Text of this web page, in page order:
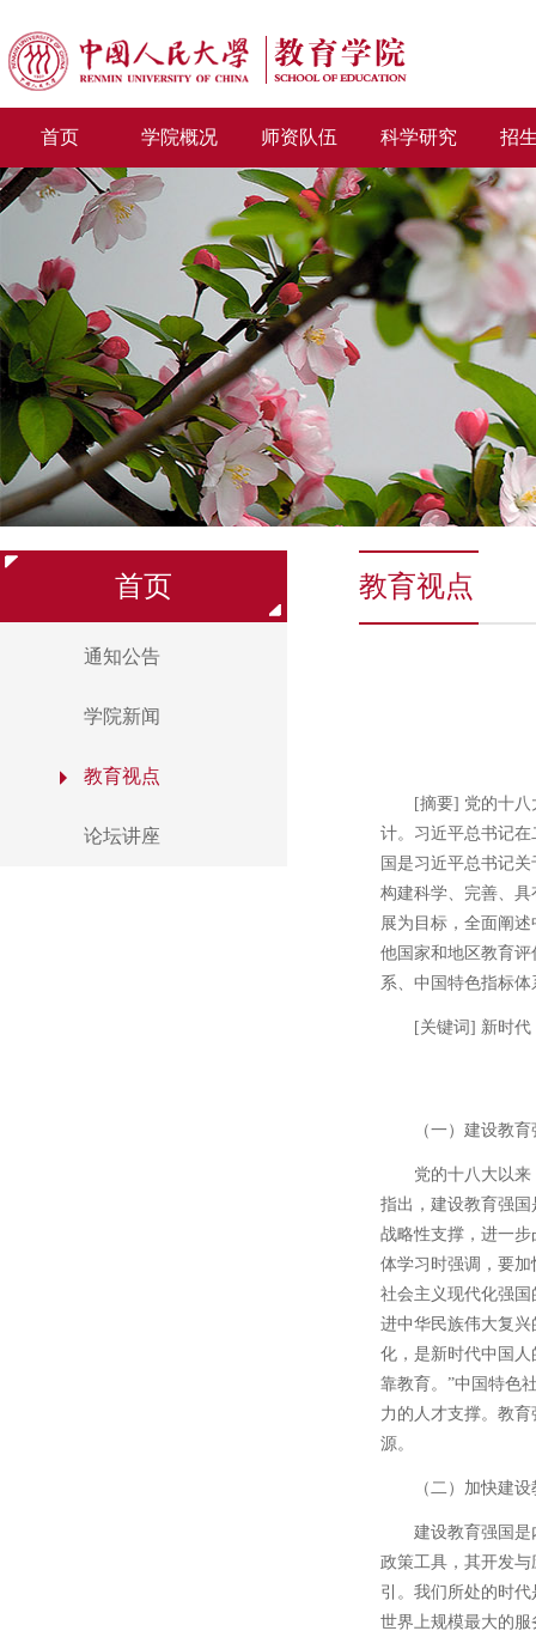
首页 学院概况 师资队伍 科学研究 招
首页
通知公告
学院新闻
教育视点
论坛讲座
教育视点
[摘要] 党的十
计。习近平总书记
国是习近平总书记
构建科学、完善、
展为目标，全面阐
他国家和地区教育
系、中国特色指标
[关键词] 新时
（一）建设教
党的十八大以
指出，建设教育强
战略性支撑，进一
体学习时强调，要
社会主义现代化强
进中华民族伟大复
化，是新时代中国
靠教育。”中国特色
力的人才支撑。教
源。
（二）加快建
建设教育强国
政策工具，其开发
引。我们所处的时
世界上规模最大的